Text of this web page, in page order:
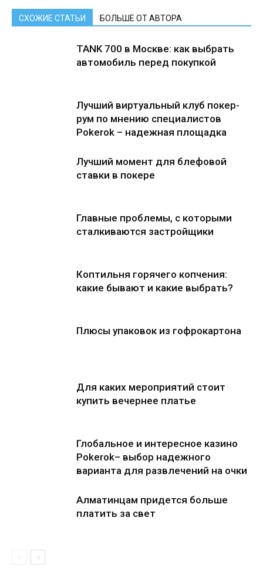
СХОЖИЕ СТАТЬИ БОЛЬШЕ ОТ АВТОРА
TANK 700 в Москве: как выбрать
автомобиль перед покупкой
Лучший виртуальный клуб покер-
рум по мнению специалистов
Pokerok – надежная площадка
Лучший момент для блефовой
ставки в покере
Главные проблемы, с которыми
сталкиваются застройщики
Коптильня горячего копчения:
какие бывают и какие выбрать?
Плюсы упаковок из гофрокартона
Для каких мероприятий стоит
купить вечернее платье
Глобальное и интересное казино
Pokerok– выбор надежного
варианта для развлечений на очки
Алматинцам придется больше
платить за свет